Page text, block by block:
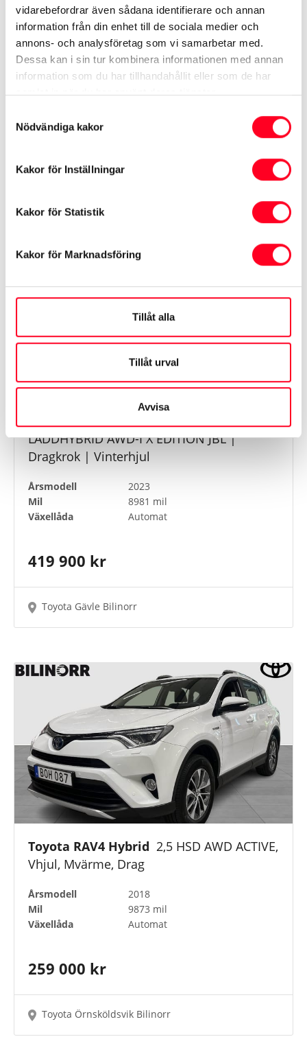
vidarebefordrar även sådana identifierare och annan
information från din enhet till de sociala medier och
annons- och analysföretag som vi samarbetar med.
Dessa kan i sin tur kombinera informationen med annan
information som du har tillhandahållit eller som de har
samlat in när du har använt deras tjänster.
Nödvändiga kakor
Kakor för Inställningar
Kakor för Statistik
Kakor för Marknadsföring
Tillåt alla
Tillåt urval
Avvisa
Toyota RAV4 Hybrid AWD-I 2,5 JBL
Executive | Vinterhjul |
Årsmodell
2026
Mil
200 mil
569 900 kr
LADDHYBRID AWD-I X EDITION JBL |
Dragkrok | Vinterhjul
Årsmodell
2023
Mil
8981 mil
Växellåda
Automat
419 900 kr
Toyota Gävle Bilinorr
Toyota RAV4 Hybrid 2,5 HSD AWD ACTIVE,
Vhjul, Mvärme, Drag
Årsmodell
2018
Mil
9873 mil
Växellåda
Automat
259 000 kr
Toyota Örnsköldsvik Bilinorr